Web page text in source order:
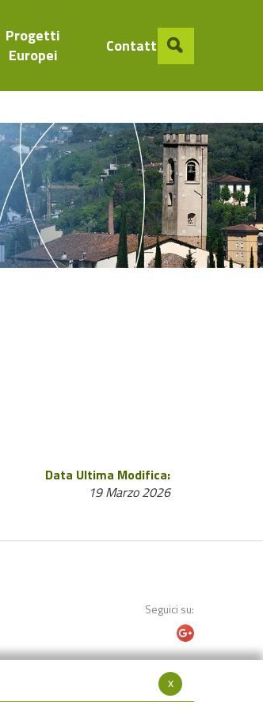
Progetti
Europei
Contatti
Data Ultima Modifica:
19 Marzo 2026
Seguici su:
x